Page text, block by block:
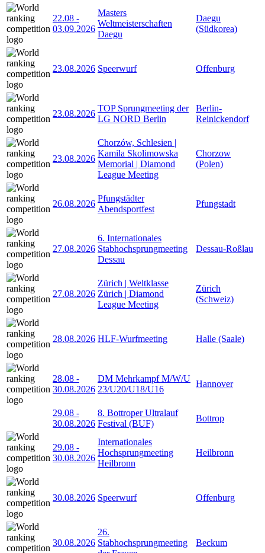
22.08 -
03.09.2026
Masters
Weltmeisterschaften
Daegu
Daegu
(Südkorea)
23.08.2026 Speerwurf Offenburg
23.08.2026
TOP Sprungmeeting der
LG NORD Berlin
Berlin-
Reinickendorf
23.08.2026
Chorzów, Schlesien |
Kamila Skolimowska
Memorial | Diamond
League Meeting
Chorzow
(Polen)
26.08.2026
Pfungstädter
Abendsportfest
Pfungstadt
27.08.2026
6. Internationales
Stabhochsprungmeeting
Dessau
Dessau-Roßlau
27.08.2026
Zürich | Weltklasse
Zürich | Diamond
League Meeting
Zürich
(Schweiz)
28.08.2026 HLF-Wurfmeeting Halle (Saale)
28.08 -
30.08.2026
DM Mehrkampf M/W/U
23/U20/U18/U16
Hannover
29.08 -
30.08.2026
8. Bottroper Ultralauf
Festival (BUF)
Bottrop
29.08 -
30.08.2026
Internationales
Hochsprungmeeting
Heilbronn
Heilbronn
30.08.2026 Speerwurf Offenburg
30.08.2026
26.
Stabhochsprungmeeting
Beckum